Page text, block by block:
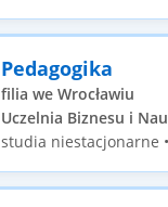
Pedagogika
filia we Wrocławiu
Uczelnia Biznesu i
studia niestacjonarne